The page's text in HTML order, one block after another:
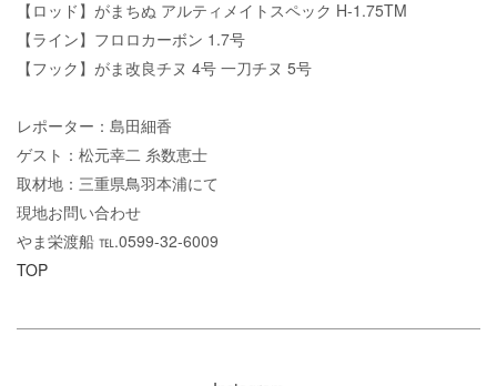
【ロッド】がまちぬ アルティメイトスペック H-1.75TM
【ライン】フロロカーボン 1.7号
【フック】がま改良チヌ 4号 一刀チヌ 5号
レポーター：島田細香
ゲスト：松元幸二 糸数恵士
取材地：三重県鳥羽本浦にて
現地お問い合わせ
やま栄渡船 ℡.0599-32-6009
TOP